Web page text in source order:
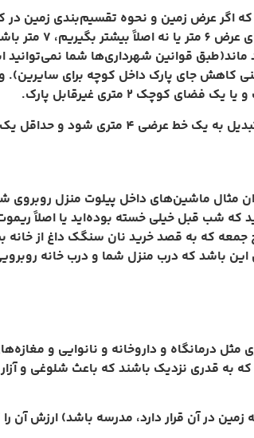
که اگر عرض زمین و نحوه تقسیم‌بندی زمین
عملا 2 متر دیگر از عرض زمین باقی خواهد ماند(طبق قوانین
کاهش جای پارک داخل کوچه برای سایرین).
2 متری غیرقابل پارک.
ماشین‌های داخل پیلوت منزل روبروی
شب قبل خیلی خسته بوده‌اید یا اصلاً
که به قصد خرید نان سنگک داغ از خانه
این باشد که درب منزل شما و درب خانه
درمانگاه و داروخانه و نانوایی و
که به قدری نزدیک باشند که باعث شلوغی
زمین در آن قرار دارد، مدرسه باشد) ارزش